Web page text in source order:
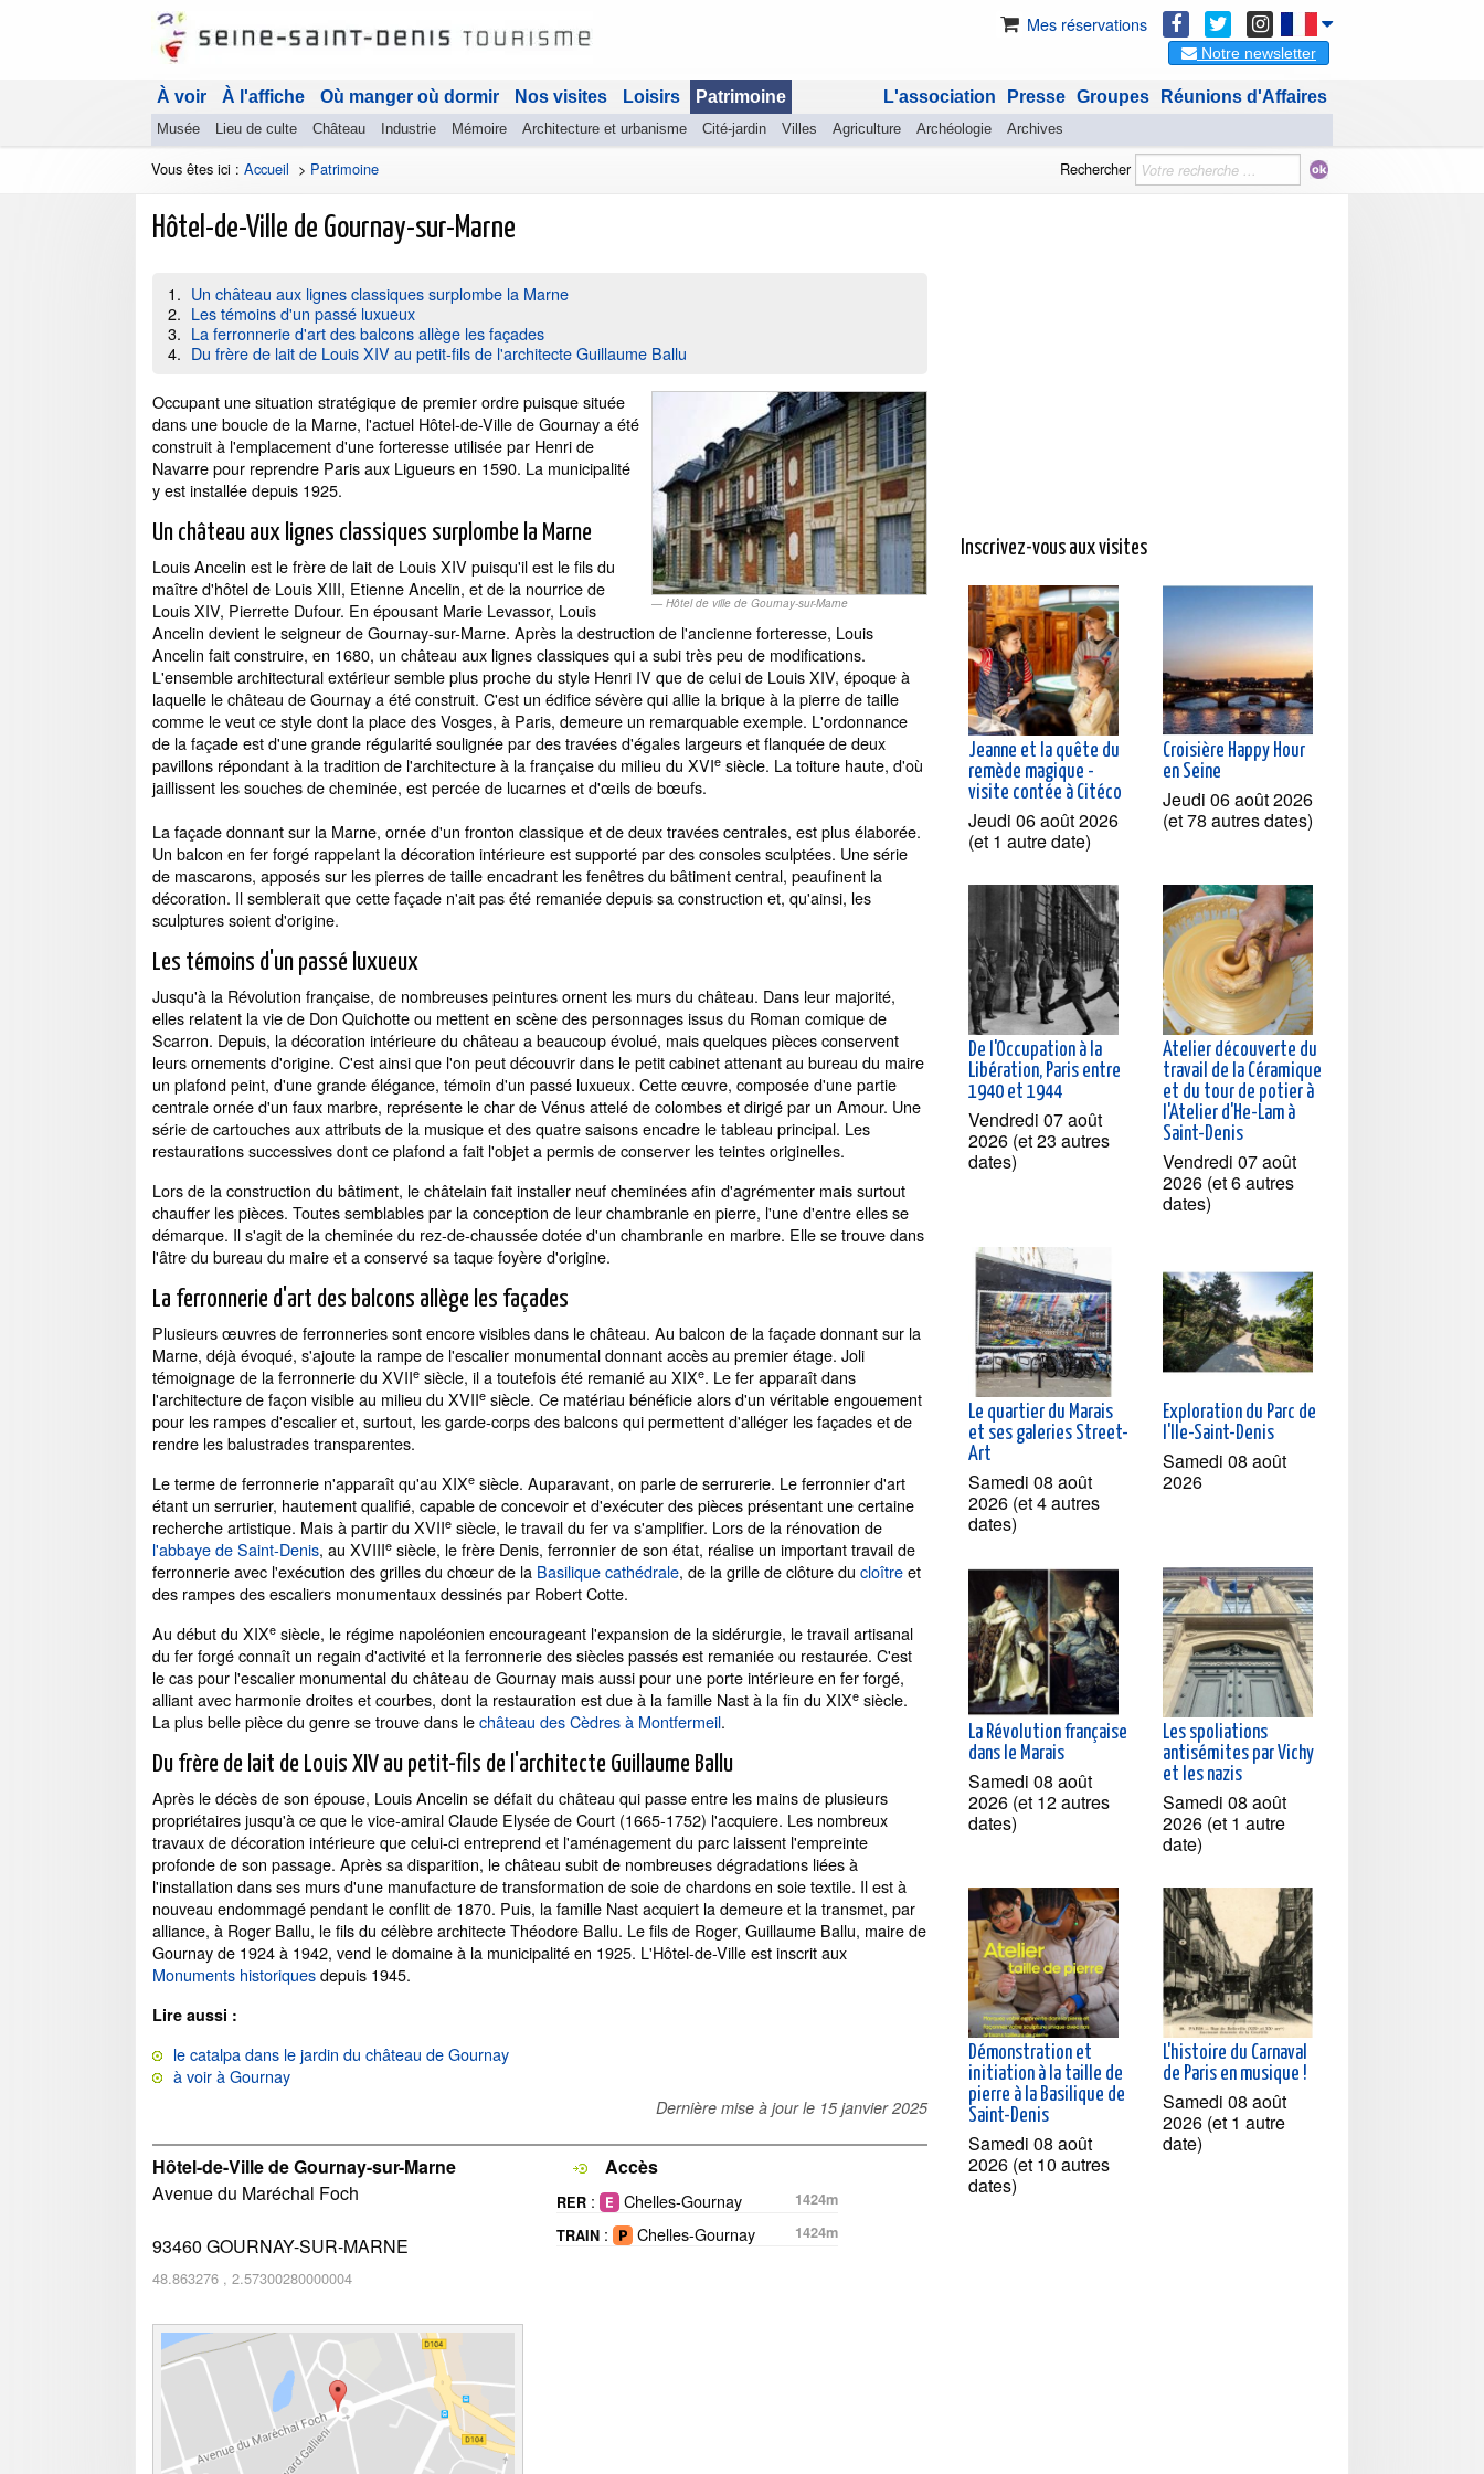
Mes réservations
Notre newsletter
À voir À l'affiche Où manger où dormir Nos visites Loisirs Patrimoine
Musée Lieu de culte Château Industrie Mémoire Architecture et urbanisme Cité-jardin Villes Agriculture Archéologie Archives
Réunions d'Affaires
Groupes
Presse
L'association
Vous êtes ici : Accueil > Patrimoine Rechercher
Hôtel-de-Ville de Gournay-sur-Marne
Un château aux lignes classiques surplombe la Marne
Les témoins d'un passé luxueux
La ferronnerie d'art des balcons allège les façades
Du frère de lait de Louis XIV au petit-fils de l'architecte Guillaume Ballu
Hôtel de ville de Gournay-sur-Marne
Occupant une situation stratégique de premier ordre puisque située
dans une boucle de la Marne, l'actuel Hôtel-de-Ville de Gournay a été
construit à l'emplacement d'une forteresse utilisée par Henri de
Navarre pour reprendre Paris aux Ligueurs en 1590. La municipalité
y est installée depuis 1925.
Un château aux lignes classiques surplombe la Marne
Louis Ancelin est le frère de lait de Louis XIV puisqu'il est le fils du
maître d'hôtel de Louis XIII, Etienne Ancelin, et de la nourrice de
Louis XIV, Pierrette Dufour. En épousant Marie Levassor, Louis
Ancelin devient le seigneur de Gournay-sur-Marne. Après la destruction de l'ancienne forteresse, Louis
Ancelin fait construire, en 1680, un château aux lignes classiques qui a subi très peu de modifications.
L'ensemble architectural extérieur semble plus proche du style Henri IV que de celui de Louis XIV, époque à
laquelle le château de Gournay a été construit. C'est un édifice sévère qui allie la brique à la pierre de taille
comme le veut ce style dont la place des Vosges, à Paris, demeure un remarquable exemple. L'ordonnance
de la façade est d'une grande régularité soulignée par des travées d'égales largeurs et flanquée de deux
pavillons répondant à la tradition de l'architecture à la française du milieu du XVIe siècle. La toiture haute, d'où
jaillissent les souches de cheminée, est percée de lucarnes et d'œils de bœufs.
La façade donnant sur la Marne, ornée d'un fronton classique et de deux travées centrales, est plus élaborée.
Un balcon en fer forgé rappelant la décoration intérieure est supporté par des consoles sculptées. Une série
de mascarons, apposés sur les pierres de taille encadrant les fenêtres du bâtiment central, peaufinent la
décoration. Il semblerait que cette façade n'ait pas été remaniée depuis sa construction et, qu'ainsi, les
sculptures soient d'origine.
Les témoins d'un passé luxueux
Jusqu'à la Révolution française, de nombreuses peintures ornent les murs du château. Dans leur majorité,
elles relatent la vie de Don Quichotte ou mettent en scène des personnages issus du Roman comique de
Scarron. Depuis, la décoration intérieure du château a beaucoup évolué, mais quelques pièces conservent
leurs ornements d'origine. C'est ainsi que l'on peut découvrir dans le petit cabinet attenant au bureau du maire
un plafond peint, d'une grande élégance, témoin d'un passé luxueux. Cette œuvre, composée d'une partie
centrale ornée d'un faux marbre, représente le char de Vénus attelé de colombes et dirigé par un Amour. Une
série de cartouches aux attributs de la musique et des quatre saisons encadre le tableau principal. Les
restaurations successives dont ce plafond a fait l'objet a permis de conserver les teintes originelles.
Lors de la construction du bâtiment, le châtelain fait installer neuf cheminées afin d'agrémenter mais surtout
chauffer les pièces. Toutes semblables par la conception de leur chambranle en pierre, l'une d'entre elles se
démarque. Il s'agit de la cheminée du rez-de-chaussée dotée d'un chambranle en marbre. Elle se trouve dans
l'âtre du bureau du maire et a conservé sa taque foyère d'origine.
La ferronnerie d'art des balcons allège les façades
Plusieurs œuvres de ferronneries sont encore visibles dans le château. Au balcon de la façade donnant sur la
Marne, déjà évoqué, s'ajoute la rampe de l'escalier monumental donnant accès au premier étage. Joli
témoignage de la ferronnerie du XVIIe siècle, il a toutefois été remanié au XIXe. Le fer apparaît dans
l'architecture de façon visible au milieu du XVIIe siècle. Ce matériau bénéficie alors d'un véritable engouement
pour les rampes d'escalier et, surtout, les garde-corps des balcons qui permettent d'alléger les façades et de
rendre les balustrades transparentes.
Le terme de ferronnerie n'apparaît qu'au XIXe siècle. Auparavant, on parle de serrurerie. Le ferronnier d'art
étant un serrurier, hautement qualifié, capable de concevoir et d'exécuter des pièces présentant une certaine
recherche artistique. Mais à partir du XVIIe siècle, le travail du fer va s'amplifier. Lors de la rénovation de
l'abbaye de Saint-Denis, au XVIIIe siècle, le frère Denis, ferronnier de son état, réalise un important travail de
ferronnerie avec l'exécution des grilles du chœur de la Basilique cathédrale, de la grille de clôture du cloîtreet
des rampes des escaliers monumentaux dessinés par Robert Cotte.
Au début du XIXe siècle, le régime napoléonien encourageant l'expansion de la sidérurgie, le travail artisanal
du fer forgé connaît un regain d'activité et la ferronnerie des siècles passés est remaniée ou restaurée. C'est
le cas pour l'escalier monumental du château de Gournay mais aussi pour une porte intérieure en fer forgé,
alliant avec harmonie droites et courbes, dont la restauration est due à la famille Nast à la fin du XIXe siècle.
La plus belle pièce du genre se trouve dans lechâteau des Cèdres à Montfermeil.
Du frère de lait de Louis XIV au petit-fils de l'architecte Guillaume Ballu
Après le décès de son épouse, Louis Ancelin se défait du château qui passe entre les mains de plusieurs
propriétaires jusqu'à ce que le vice-amiral Claude Elysée de Court (1665-1752) l'acquiere. Les nombreux
travaux de décoration intérieure que celui-ci entreprend et l'aménagement du parc laissent l'empreinte
profonde de son passage. Après sa disparition, le château subit de nombreuses dégradations liées à
l'installation dans ses murs d'une manufacture de transformation de soie de chardons en soie textile. Il est à
nouveau endommagé pendant le conflit de 1870. Puis, la famille Nast acquiert la demeure et la transmet, par
alliance, à Roger Ballu, le fils du célèbre architecte Théodore Ballu. Le fils de Roger, Guillaume Ballu, maire de
Gournay de 1924 à 1942, vend le domaine à la municipalité en 1925. L'Hôtel-de-Ville est inscrit aux
Monuments historiquesdepuis 1945.
Lire aussi :
le catalpa dans le jardin du château de Gournay
à voir à Gournay
Dernière mise à jour le 15 janvier 2025
Hôtel-de-Ville de Gournay-sur-Marne
Avenue du Maréchal Foch
93460 GOURNAY-SUR-MARNE
48.863276 , 2.57300280000004
Accès
RER : Chelles-Gournay
1424m
TRAIN : Chelles-Gournay 1424m
Inscrivez-vous aux visites
Jeanne et la quête du
remède magique -
visite contée à Citéco
Jeudi 06 août 2026
(et 1 autre date)
Croisière Happy Hour
en Seine
Jeudi 06 août 2026
(et 78 autres dates)
De l'Occupation à la
Libération, Paris entre
1940 et 1944
Vendredi 07 août
2026 (et 23 autres
dates)
Atelier découverte du
travail de la Céramique
et du tour de potier à
l'Atelier d'He-Lam à
Saint-Denis
Vendredi 07 août
2026 (et 6 autres
dates)
Le quartier du Marais
et ses galeries Street-
Art
Samedi 08 août
2026 (et 4 autres
dates)
Exploration du Parc de
l'Ile-Saint-Denis
Samedi 08 août
2026
La Révolution française
dans le Marais
Samedi 08 août
2026 (et 12 autres
dates)
Les spoliations
antisémites par Vichy
et les nazis
Samedi 08 août
2026 (et 1 autre
date)
Démonstration et
initiation à la taille de
pierre à la Basilique de
Saint-Denis
Samedi 08 août
2026 (et 10 autres
dates)
L'histoire du Carnaval
de Paris en musique !
Samedi 08 août
2026 (et 1 autre
date)